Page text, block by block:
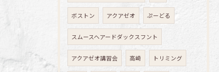
ボストン アクアゼオ ぷーどる
スムースヘアードダックスフント
アクアゼオ講習会 高崎 トリミング